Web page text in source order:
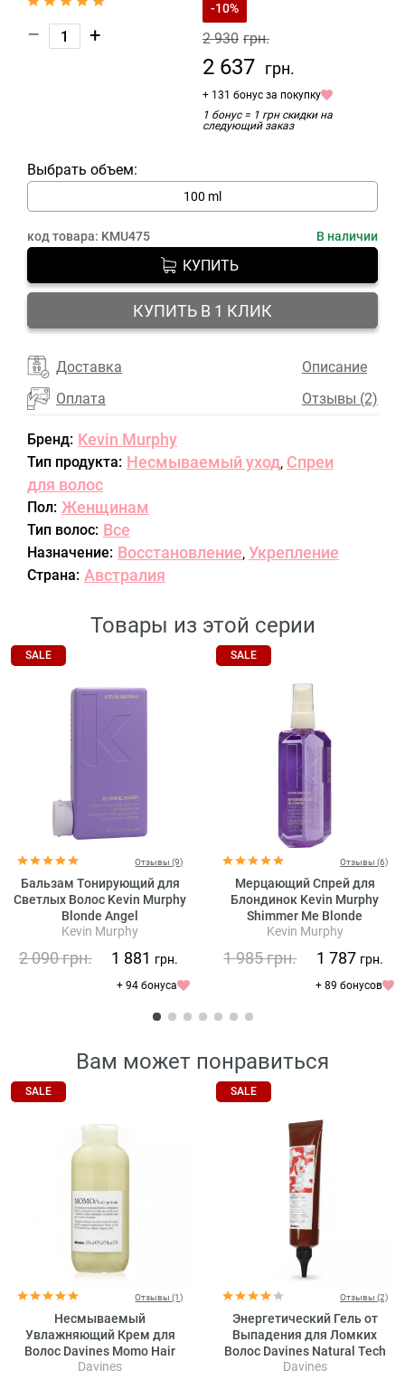
– +
-10%
2 930 грн.
2 637 грн.
+ 131 бонус за покупку
1 бонус = 1 грн скидки на
следующий заказ
Выбрать объем:
100 ml
код товара: KMU475 В наличии
КУПИТЬ
КУПИТЬ В 1 КЛИК
Доставка
Оплата
Описание
Отзывы (2)
Бренд: Kevin Murphy
Тип продукта: Несмываемый уход, Спреи
для волос
Пол: Женщинам
Тип волос: Все
Назначение: Восстановление, Укрепление
Страна: Австралия
Товары из этой серии
SALE
Отзывы (9)
Бальзам Тонирующий для
Светлых Волос Kevin Murphy
Blonde Angel
Kevin Murphy
2 090грн. 1 881 грн.
+ 94 бонуса
SALE
Отзывы (6)
Мерцающий Спрей для
Блондинок Kevin Murphy
Shimmer Me Blonde
Kevin Murphy
1 985грн. 1 787 грн.
+ 89 бонусов
Вам может понравиться
SALE
Отзывы (1)
Несмываемый
Увлажняющий Крем для
Волос Davines Momo Hair
Potion
Davines
SALE
Отзывы (2)
Энергетический Гель от
Выпадения для Ломких
Волос Davines Natural Tech
Energizing Gel
Davines